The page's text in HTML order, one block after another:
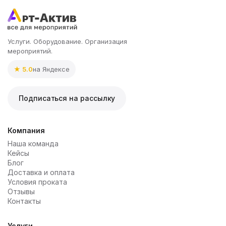
Услуги. Оборудование. Организация
мероприятий.
★ 5.0на Яндексе
Подписаться на рассылку
Компания
Наша команда
Кейсы
Блог
Доставка и оплата
Условия проката
Отзывы
Контакты